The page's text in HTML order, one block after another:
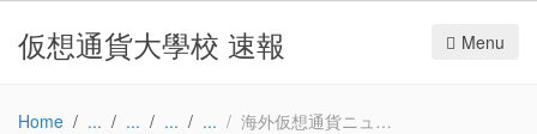
仮想通貨大學校 速報 Menu
Home 海外仮想通貨ニュース：Does Cryptocurrency Belong in Your Investing Portfolio? – Motley Fool